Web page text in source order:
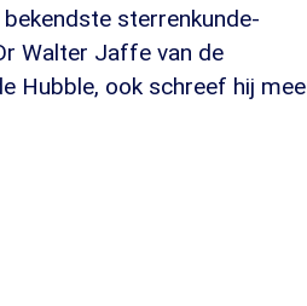
sterrenkunde-
Walter Jaffe van de
Hubble, ook schreef hij mee